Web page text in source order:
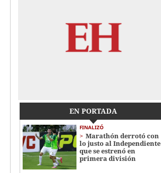
EN PORTADA
FINALIZÓ
Marathón derrotó con
lo justo al Independiente
que se estrenó en
primera división